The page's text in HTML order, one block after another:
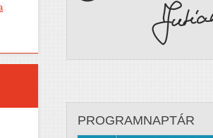
PROGRAMNAPTÁR